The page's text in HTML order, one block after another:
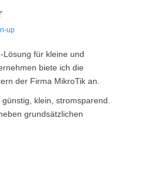
up
Lösung für kleine und
biete ich die
der Firma MikroTik an.
klein, stromsparend.
grundsätzlichen